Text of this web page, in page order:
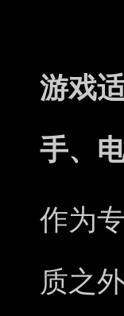
游戏
手、
作为
质之